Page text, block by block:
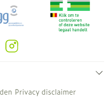
Privacy disclaimer